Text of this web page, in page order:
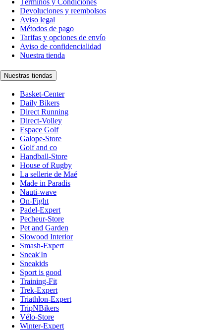
Devoluciones y reembolsos
Aviso legal
Métodos de pago
Tarifas y opciones de envío
Aviso de confidencialidad
Nuestra tienda
Nuestras tiendas
Basket-Center
Daily Bikers
Direct Running
Direct-Volley
Espace Golf
Galope-Store
Golf and co
Handball-Store
House of Rugby
La sellerie de Maé
Made in Paradis
Nauti-wave
On-Fight
Padel-Expert
Pecheur-Store
Pet and Garden
Slowood Interior
Smash-Expert
Sneak'In
Sneakids
Sport is good
Training-Fit
Trek-Expert
Triathlon-Expert
TripNBikers
Vélo-Store
Winter-Expert